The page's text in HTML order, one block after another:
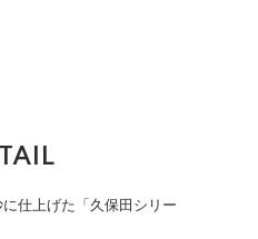
仕上げた「久保田シリー